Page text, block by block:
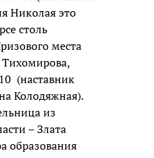
Николая это
столь
места
Тихомирова,
(наставник
Колодяжная).
из
– Злата
образования